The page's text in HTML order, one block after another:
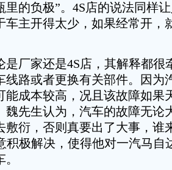
里的负极”。4S店的说法同样
车主开得太少，如果经常开，
厂家还是4S店，其解释都很
线路或者更换有关部件。因为
能成本较高，况且该故障如果
魏先生认为，汽车的故障无论
敷衍，否则真要出了大事，谁
积极解决，使得他对一汽马自